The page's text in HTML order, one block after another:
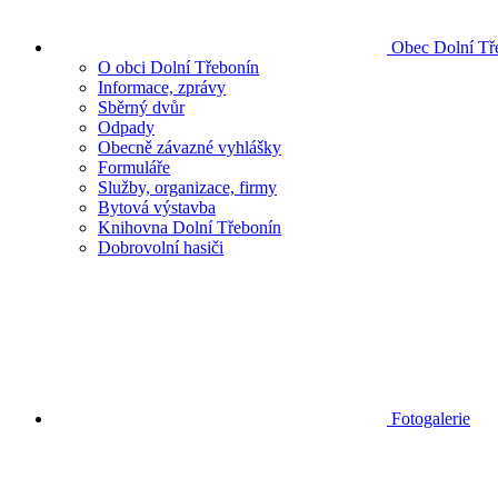
Obec Dolní
O obci Dolní Třebonín
Informace, zprávy
Sběrný dvůr
Odpady
Obecně závazné vyhlášky
Formuláře
Služby, organizace, firmy
Bytová výstavba
Knihovna Dolní Třebonín
Dobrovolní hasiči
Fotogalerie